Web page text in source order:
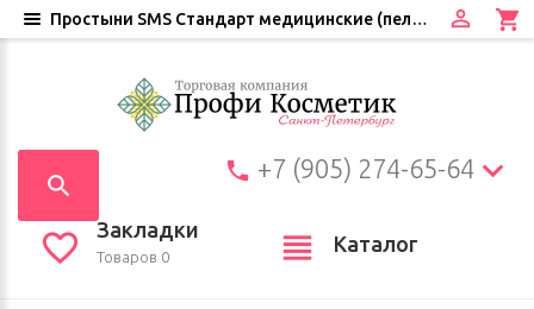
+7 (905) 274-65-64
Закладки
Товаров 0
Каталог
Простыни SMS Стандарт медицинские (пелёнки) в рулоне с перфорацией, 200х80 см, Голубой, 100 шт/упк